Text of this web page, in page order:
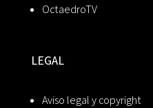
OctaedroTV
LEGAL
Aviso legal y copyright